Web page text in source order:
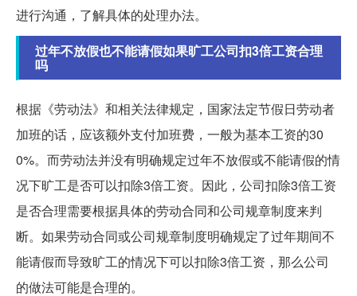
进行沟通，了解具体的处理办法。
过年不放假也不能请假如果旷工公司扣3倍工资合理
吗
根据《劳动法》和相关法律规定，国家法定节假日劳动者
加班的话，应该额外支付加班费，一般为基本工资的30
0%。而劳动法并没有明确规定过年不放假或不能请假的情
况下旷工是否可以扣除3倍工资。因此，公司扣除3倍工资
是否合理需要根据具体的劳动合同和公司规章制度来判
断。如果劳动合同或公司规章制度明确规定了过年期间不
能请假而导致旷工的情况下可以扣除3倍工资，那么公司
的做法可能是合理的。